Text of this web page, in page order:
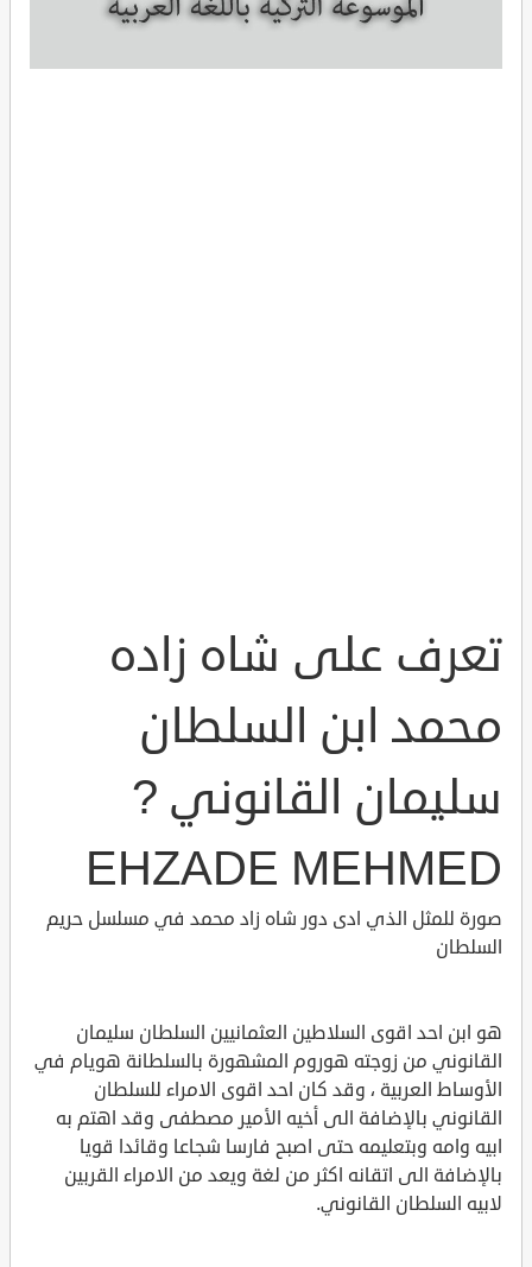
تعرف على شاه زاده
محمد ابن السلطان
سليمان القانوني ?
EHZADE MEHMED
صورة للمثل الذي ادى دور شاه زاد محمد في مسلسل حريم
السلطان
هو ابن احد اقوى السلاطين العثمانيين السلطان سليمان
القانوني من زوجته هوروم المشهورة بالسلطانة هويام في
الأوساط العربية ، وقد كان احد اقوى الامراء للسلطان
القانوني بالإضافة الى أخيه الأمير مصطفى وقد اهتم به
ابيه وامه وبتعليمه حتى اصبح فارسا شجاعا وقائدا قويا
بالإضافة الى اتقانه اكثر من لغة ويعد من الامراء القربين
لابيه السلطان القانوني.